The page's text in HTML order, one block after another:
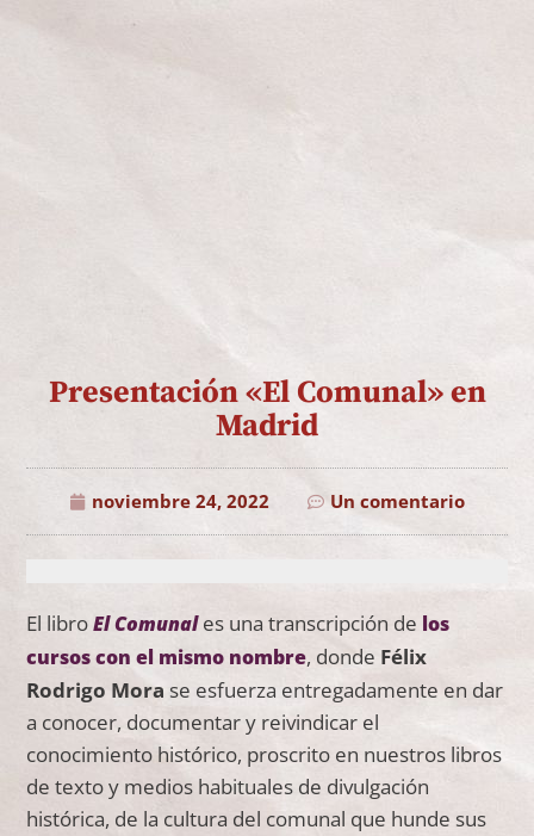
Presentación «El Comunal» en
Madrid
noviembre 24, 2022 Un comentario
El libroEl Comunales una transcripción de los
cursos con el mismo nombre, donde Félix
Rodrigo Mora se esfuerza entregadamente en dar
a conocer, documentar y reivindicar el
conocimiento histórico, proscrito en nuestros libros
de texto y medios habituales de divulgación
histórica, de la cultura del comunal que hunde sus